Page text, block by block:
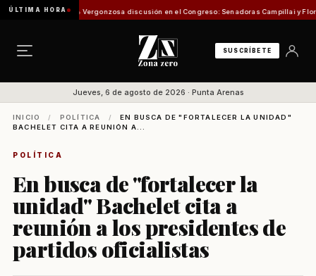
ÚLTIMA HORA
de Pesca Vergonzosa discusión en el Congreso: Senadoras Campillai y Flores se
SUSCRÍBETE
Jueves, 6 de agosto de 2026 · Punta Arenas
INICIO / POLÍTICA /
EN BUSCA DE "FORTALECER LA UNIDAD"
BACHELET CITA A REUNIÓN A...
POLÍTICA
En busca de "fortalecer la
unidad" Bachelet cita a
reunión a los presidentes de
partidos oficialistas